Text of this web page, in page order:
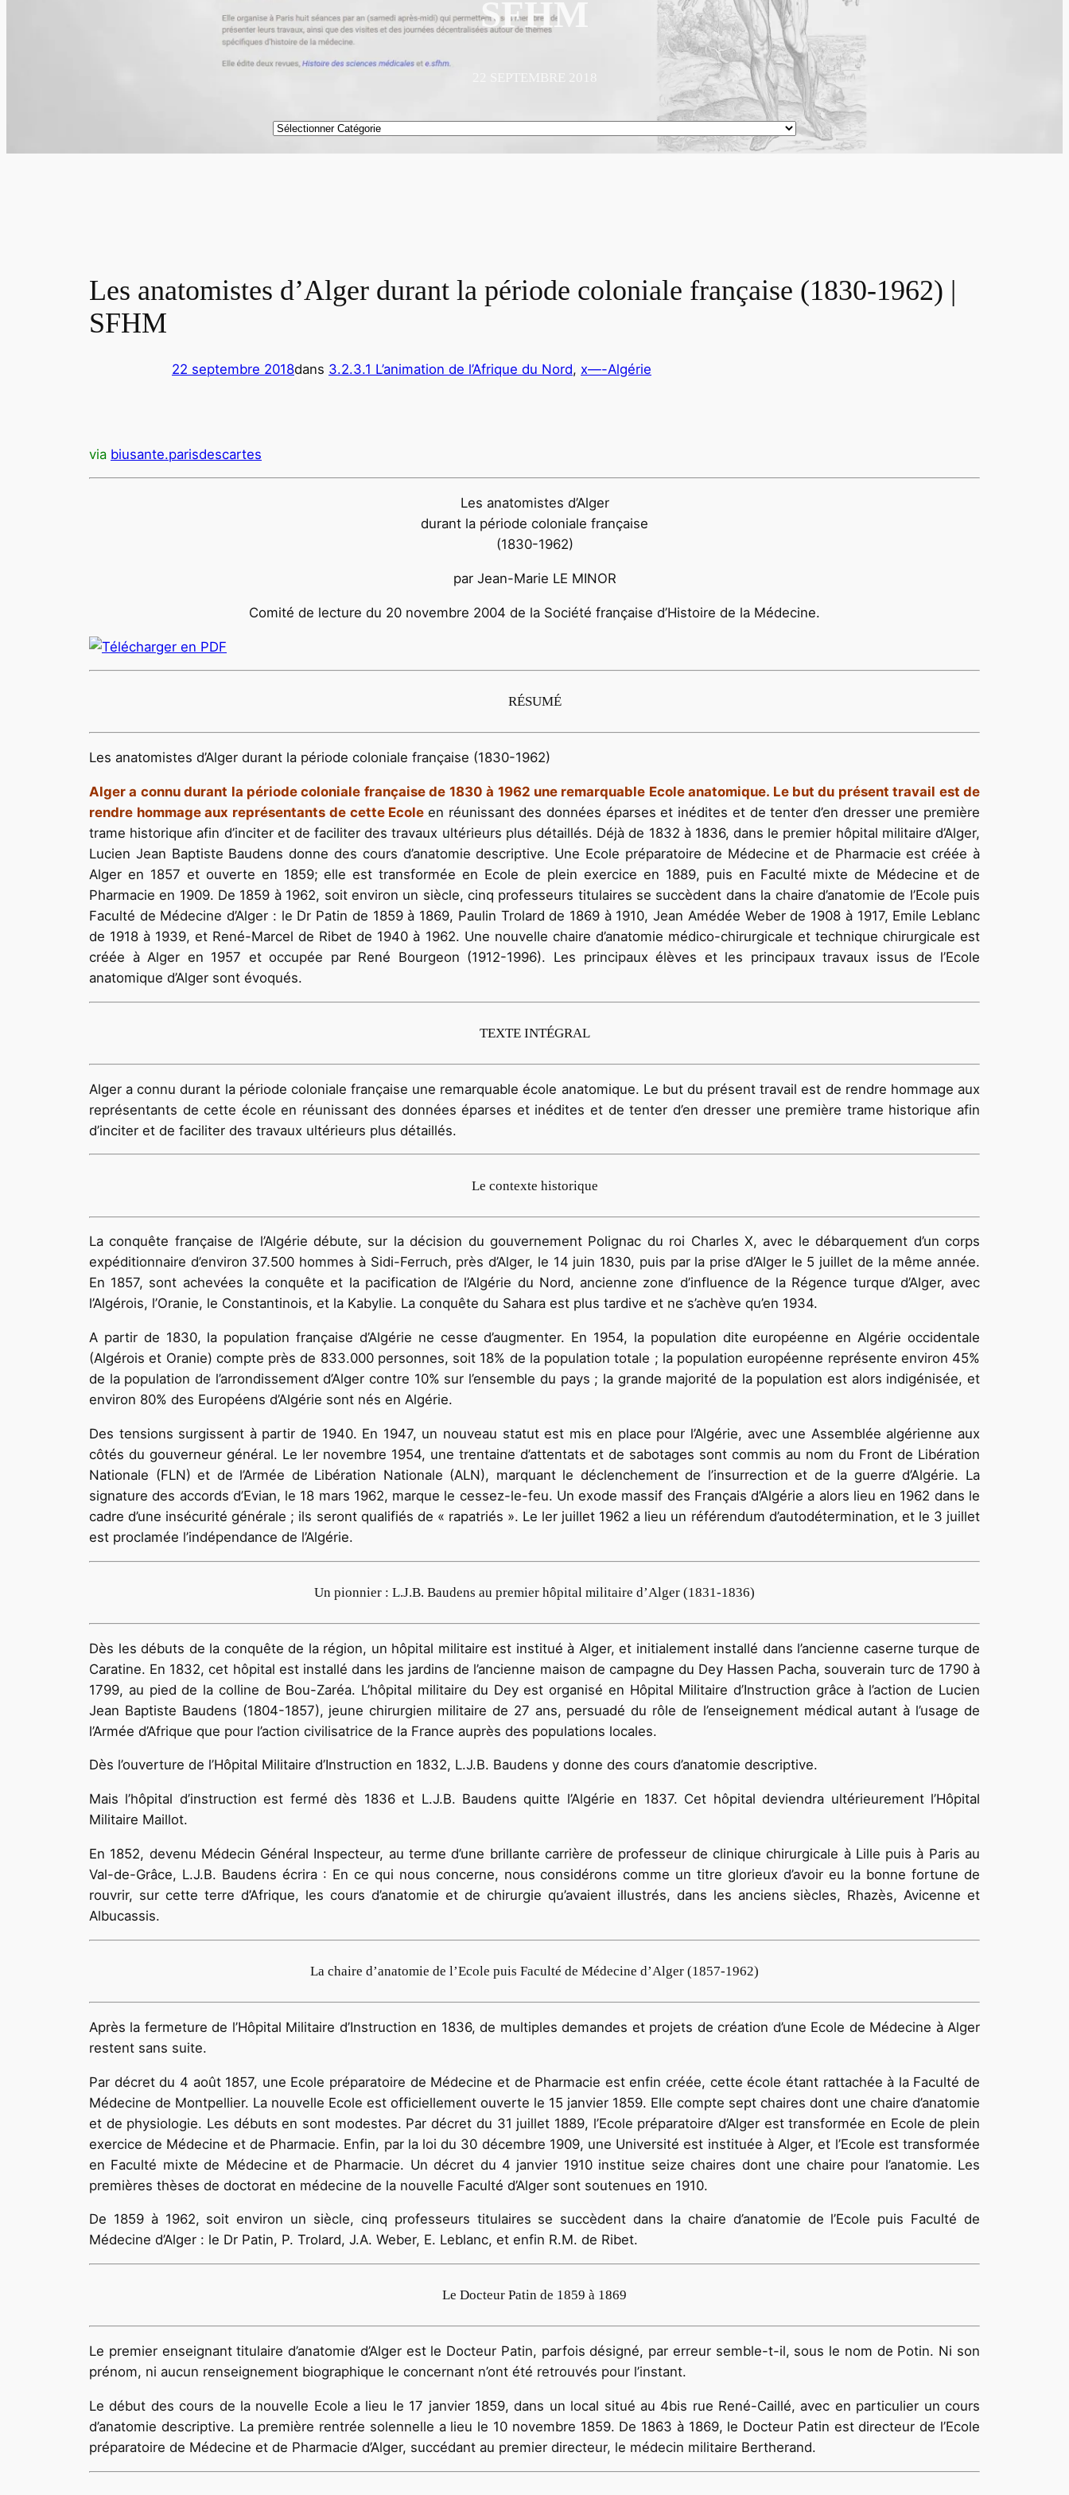
SFHM
22 SEPTEMBRE 2018
Catégories
Les anatomistes d’Alger durant la période coloniale française (1830-1962) |
SFHM
22 septembre 2018dans 3.2.3.1 L’animation de l’Afrique du Nord, x—-Algérie
via biusante.parisdescartes
Les anatomistes d’Alger
durant la période coloniale française
(1830-1962)
par Jean-Marie LE MINOR
Comité de lecture du 20 novembre 2004 de la Société française d’Histoire de la Médecine.
RÉSUMÉ
Les anatomistes d’Alger durant la période coloniale française (1830-1962)
Alger a connu durant la période coloniale française de 1830 à 1962 une remarquable Ecole anatomique. Le but du présent travail est de
rendre hommage aux représentants de cette Ecole en réunissant des données éparses et inédites et de tenter d’en dresser une première
trame histo­rique afin d’inciter et de faciliter des travaux ultérieurs plus détaillés. Déjà de 1832 à 1836, dans le premier hôpital militaire d’Alger,
Lucien Jean Baptiste Baudens donne des cours d’anatomie descriptive. Une Ecole préparatoire de Médecine et de Pharmacie est créée à
Alger en 1857 et ouverte en 1859; elle est transformée en Ecole de plein exercice en 1889, puis en Faculté mixte de Médecine et de
Pharmacie en 1909. De 1859 à 1962, soit environ un siècle, cinq professeurs titulaires se succèdent dans la chaire d’anatomie de l’Ecole puis
Faculté de Médecine d’Alger : le Dr Patin de 1859 à 1869, Paulin Trolard de 1869 à 1910, Jean Amédée Weber de 1908 à 1917, Emile Leblanc
de 1918 à 1939, et René-Marcel de Ribet de 1940 à 1962. Une nouvelle chaire d’anatomie médico-chirurgicale et technique chirurgicale est
créée à Alger en 1957 et occupée par René Bourgeon (1912-1996). Les principaux élèves et les principaux travaux issus de l’Ecole
anatomique d’Alger sont évoqués.
TEXTE INTÉGRAL
Alger a connu durant la période coloniale française une remarquable école anato­mique. Le but du présent travail est de rendre hommage aux
représentants de cette école en réunissant des données éparses et inédites et de tenter d’en dresser une premiè­re trame historique afin
d’inciter et de faciliter des travaux ultérieurs plus détaillés.
Le contexte historique
La conquête française de l’Algérie débute, sur la décision du gouvernement Polignac du roi Charles X, avec le débarquement d’un corps
expéditionnaire d’environ 37.500 hommes à Sidi-Ferruch, près d’Alger, le 14 juin 1830, puis par la prise d’Alger le 5 juillet de la même année.
En 1857, sont achevées la conquête et la pacification de l’Algérie du Nord, ancienne zone d’influence de la Régence turque d’Alger, avec
l’Algérois, l’Oranie, le Constantinois, et la Kabylie. La conquête du Sahara est plus tar­dive et ne s’achève qu’en 1934.
A partir de 1830, la population française d’Algérie ne cesse d’augmenter. En 1954, la population dite européenne en Algérie occidentale
(Algérois et Oranie) compte près de 833.000 personnes, soit 18% de la population totale ; la population européenne repré­sente environ 45%
de la population de l’arrondissement d’Alger contre 10% sur l’en­semble du pays ; la grande majorité de la population est alors indigénisée, et
environ 80% des Européens d’Algérie sont nés en Algérie.
Des tensions surgissent à partir de 1940. En 1947, un nouveau statut est mis en place pour l’Algérie, avec une Assemblée algérienne aux
côtés du gouverneur général. Le ler novembre 1954, une trentaine d’attentats et de sabotages sont commis au nom du Front de Libération
Nationale (FLN) et de l’Armée de Libération Nationale (ALN), marquant le déclenchement de l’insurrection et de la guerre d’Algérie. La
signature des accords d’Evian, le 18 mars 1962, marque le cessez-le-feu. Un exode massif des Français d’Algérie a alors lieu en 1962 dans le
cadre d’une insécurité générale ; ils seront qualifiés de « rapatriés ». Le ler juillet 1962 a lieu un référendum d’autodétermi­nation, et le 3 juillet
est proclamée l’indépendance de l’Algérie.
Un pionnier : L.J.B. Baudens au premier hôpital militaire d’Alger (1831-1836)
Dès les débuts de la conquête de la région, un hôpital militaire est institué à Alger, et initialement installé dans l’ancienne caserne turque de
Caratine. En 1832, cet hôpital est installé dans les jardins de l’ancienne maison de campagne du Dey Hassen Pacha, souverain turc de 1790 à
1799, au pied de la colline de Bou-Zaréa. L’hôpital militaire du Dey est organisé en Hôpital Militaire d’Instruction grâce à l’action de Lucien
Jean Baptiste Baudens (1804-1857), jeune chirurgien militaire de 27 ans, persuadé du rôle de l’enseignement médical autant à l’usage de
l’Armée d’Afrique que pour l’action civilisatrice de la France auprès des populations locales.
Dès l’ouverture de l’Hôpital Militaire d’Instruction en 1832, L.J.B. Baudens y donne des cours d’anatomie descriptive.
Mais l’hôpital d’instruction est fermé dès 1836 et L.J.B. Baudens quitte l’Algérie en 1837. Cet hôpital deviendra ultérieurement l’Hôpital
Militaire Maillot.
En 1852, devenu Médecin Général Inspecteur, au terme d’une brillante carrière de professeur de clinique chirurgicale à Lille puis à Paris au
Val-de-Grâce, L.J.B. Baudens écrira : En ce qui nous concerne, nous considérons comme un titre glorieux d’avoir eu la bonne fortune de
rouvrir, sur cette terre d’Afrique, les cours d’anatomie et de chirur­gie qu’avaient illustrés, dans les anciens siècles, Rhazès, Avicenne et
Albucassis.
La chaire d’anatomie de l’Ecole puis Faculté de Médecine d’Alger (1857-1962)
Après la fermeture de l’Hôpital Militaire d’Instruction en 1836, de multiples demandes et projets de création d’une Ecole de Médecine à Alger
restent sans suite.
Par décret du 4 août 1857, une Ecole préparatoire de Médecine et de Pharmacie est enfin créée, cette école étant rattachée à la Faculté de
Médecine de Montpellier. La nouvelle Ecole est officiellement ouverte le 15 janvier 1859. Elle compte sept chaires dont une chaire d’anatomie
et de physiologie. Les débuts en sont modestes. Par décret du 31 juillet 1889, l’Ecole préparatoire d’Alger est transformée en Ecole de plein
exerci­ce de Médecine et de Pharmacie. Enfin, par la loi du 30 décembre 1909, une Université est instituée à Alger, et l’Ecole est transformée
en Faculté mixte de Médecine et de Pharmacie. Un décret du 4 janvier 1910 institue seize chaires dont une chaire pour l’anatomie. Les
premières thèses de doctorat en médecine de la nouvelle Faculté d’Alger sont soutenues en 1910.
De 1859 à 1962, soit environ un siècle, cinq professeurs titulaires se succèdent dans la chaire d’anatomie de l’Ecole puis Faculté de
Médecine d’Alger : le Dr Patin, P. Trolard, J.A. Weber, E. Leblanc, et enfin R.M. de Ribet.
Le Docteur Patin de 1859 à 1869
Le premier enseignant titulaire d’anatomie d’Alger est le Docteur Patin, parfois dési­gné, par erreur semble-t-il, sous le nom de Potin. Ni son
prénom, ni aucun rensei­gnement biographique le concernant n’ont été retrouvés pour l’instant.
Le début des cours de la nouvelle Ecole a lieu le 17 janvier 1859, dans un local situé au 4bis rue René-Caillé, avec en particulier un cours
d’anatomie descriptive. La premiè­re rentrée solennelle a lieu le 10 novembre 1859. De 1863 à 1869, le Docteur Patin est directeur de l’Ecole
préparatoire de Médecine et de Pharmacie d’Alger, succédant au premier directeur, le médecin militaire Bertherand.